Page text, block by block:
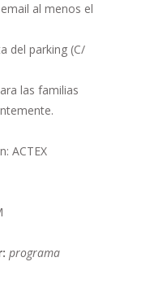
al menos el
del parking (C/
las familias
ACTEX
programa